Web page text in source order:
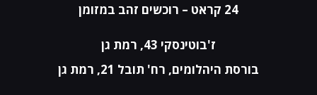
24 קראט – רוכשים זהב במזומן
ז'בוטינסקי 43, רמת גן
בורסת היהלומים, רח' תובל 21, רמת גן